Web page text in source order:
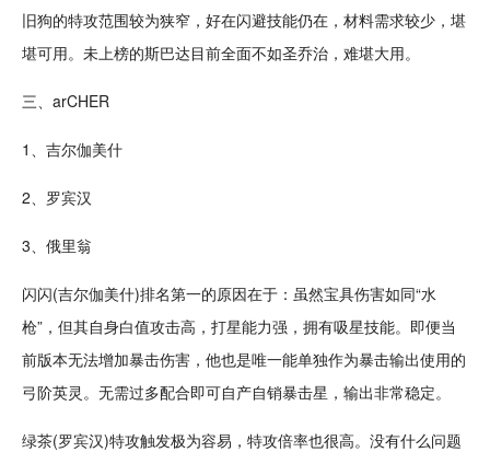
旧狗的特攻范围较为狭窄，好在闪避技能仍在，材料需求较少，堪
堪可用。未上榜的斯巴达目前全面不如圣乔治，难堪大用。
三、 arCHER
1、吉尔伽美什
2、罗宾汉
3、俄里翁
闪闪(吉尔伽美什)排名第一的原因在于：虽然宝具伤害如同“水
枪”，但其自身白值攻击高，打星能力强，拥有吸星技能。即便当
前版本无法增加暴击伤害，他也是唯一能单独作为暴击输出使用的
弓阶英灵。无需过多配合即可自产自销暴击星，输出非常稳定。
绿茶(罗宾汉)特攻触发极为容易 ，特攻倍率也很高。没有什么问题